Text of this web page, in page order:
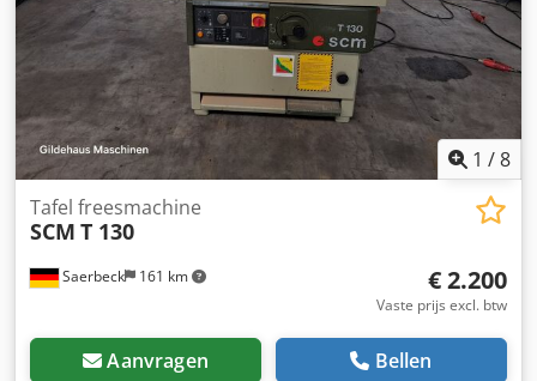
1 /8
Saerbeck 161 km
Tafel freesmachine
SCM T 130
€ 2.200
Vaste prijs excl. btw
Aanvragen Bellen